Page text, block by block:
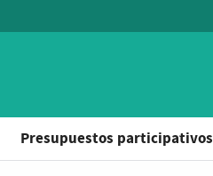
Presupuestos participativos